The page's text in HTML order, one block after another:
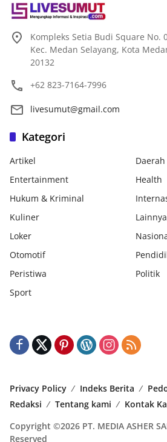
Kompleks Setia Budi Square No.
Kec. Medan Selayang, Kota
20132
+62 823-7164-7996
livesumut@gmail.com
Kategori
Artikel
Daerah
Entertainment
Health
Hukum & Kriminal
Kuliner
Lainnya
Loker
Otomotif
Peristiwa
Politik
Sport
Privacy Policy Indeks Berita
Redaksi
Tentang kami
Kontak
Copyright ©2026 PT. MEDIA ASHER
Reserved